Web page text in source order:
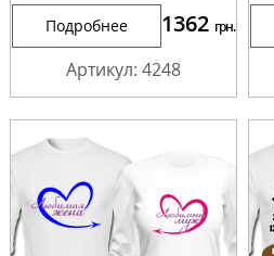
Подробнее 1362 грн.
Артикул: 4248